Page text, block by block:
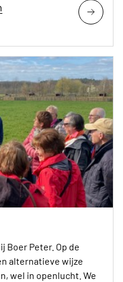
Boer Peter. Op de
alternatieve wijze
wel in openlucht. We